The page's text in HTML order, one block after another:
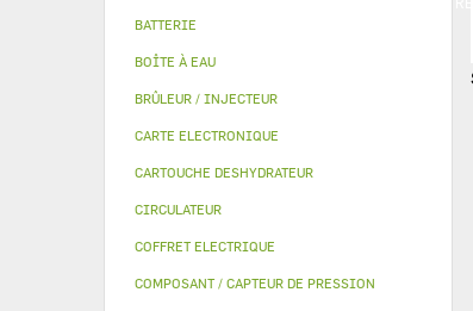
BATTERIE
BOÎTE À EAU
BRÛLEUR / INJECTEUR
CARTE ELECTRONIQUE
CARTOUCHE DESHYDRATEUR
CIRCULATEUR
COFFRET ELECTRIQUE
COMPOSANT / CAPTEUR DE PRESSION